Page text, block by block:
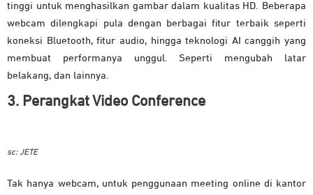
tinggi untuk menghasilkan gambar dalam kualitas HD. Beberapa
webcam dilengkapi pula dengan berbagai fitur terbaik seperti
koneksi Bluetooth, fitur audio, hingga teknologi AI canggih yang
membuat performanya unggul. Seperti mengubah latar
belakang, dan lainnya.
3. Perangkat Video Conference
sc: JETE
Tak hanya webcam, untuk penggunaan meeting online di kantor